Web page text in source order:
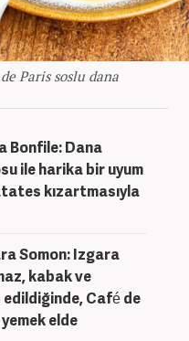
Paris soslu dana
Bonfile: Dana
ile harika bir uyum
kızartmasıyla
Somon: Izgara
kabak ve
Café de
elde